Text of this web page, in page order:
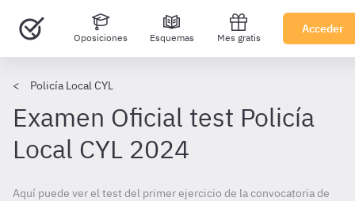
Oposiciones Esquemas Mes gratis
Acceder
Policía Local CYL
Examen Oficial test Policía
Local CYL 2024
Aquí puede ver el test del primer ejercicio de la convocatoria de